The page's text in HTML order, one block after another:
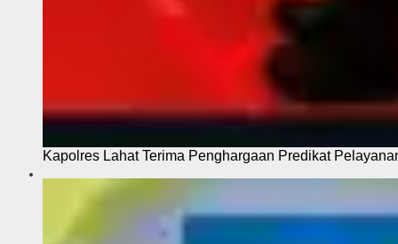
Kapolres Lahat Terima Penghargaan Predikat